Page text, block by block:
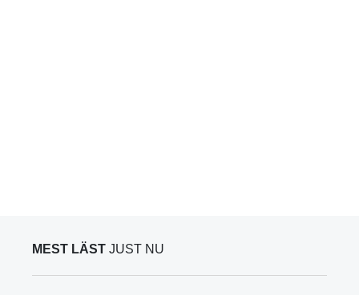
MEST LÄST JUST NU